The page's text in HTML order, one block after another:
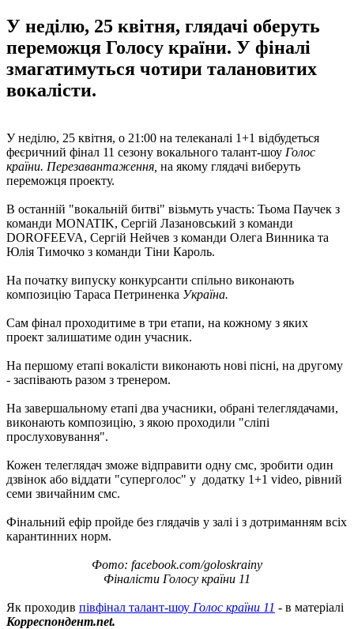
У неділю, 25 квітня, глядачі оберуть
переможця Голосу країни. У фіналі
змагатимуться чотири талановитих
вокалісти.
У неділю, 25 квітня, о 21:00 на телеканалі 1+1 відбудеться
феєричний фінал 11 сезону вокального талант-шоу Голос
країни. Перезавантаження, на якому глядачі виберуть
переможця проекту.
В останній "вокальній битві" візьмуть участь: Тьома Паучек з
команди MONATIK, Сергій Лазановський з команди
DOROFEEVA, Сергій Нейчев з команди Олега Винника та
Юлія Тимочко з команди Тіни Кароль.
На початку випуску конкурсанти спільно виконають
композицію Тараса Петриненка Україна.
Сам фінал проходитиме в три етапи, на кожному з яких
проект залишатиме один учасник.
На першому етапі вокалісти виконають нові пісні, на другому
- заспівають разом з тренером.
На завершальному етапі два учасники, обрані телеглядачами,
виконають композицію, з якою проходили "сліпі
прослуховування".
Кожен телеглядач зможе відправити одну смс, зробити один
дзвінок або віддати "суперголос" у додатку 1+1 video, рівний
семи звичайним смс.
Фінальний ефір пройде без глядачів у залі і з дотриманням всіх
карантинних норм.
Фото: facebook.com/goloskrainy
Фіналісти Голосу країни 11
Як проходив півфінал талант-шоу Голос країни 11 - в матеріалі
Корреспондент.net.